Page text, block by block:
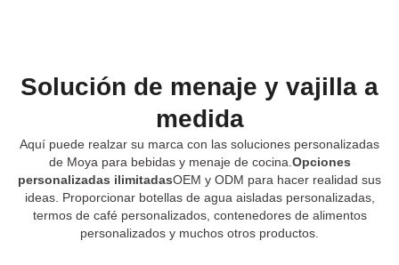
Solución de menaje y vajilla a
medida
Aquí puede realzar su marca con las soluciones personalizadas
de Moya para bebidas y menaje de cocina. Opciones
personalizadas ilimitadasOEM y ODM para hacer realidad sus
ideas. Proporcionar botellas de agua aisladas personalizadas,
termos de café personalizados, contenedores de alimentos
personalizados y muchos otros productos.